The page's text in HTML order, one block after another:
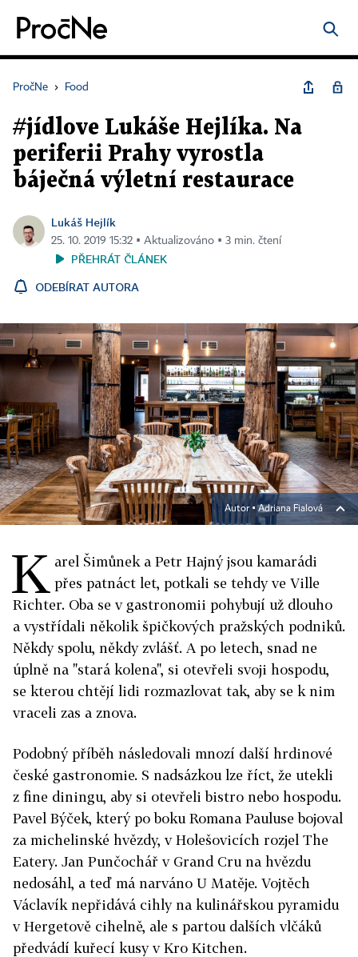
PročNe › Food
#jídlove Lukáše Hejlíka. Na
periferii Prahy vyrostla
báječná výletní restaurace
Lukáš Hejlík
25. 10. 2019 15:32 ▪ Aktualizováno ▪ 3 min. čtení
PŘEHRÁT ČLÁNEK
ODEBÍRAT AUTORA
Autor ▪ Adriana Fialová
K arel Šimůnek a Petr Hajný jsou kamarádi
přes patnáct let, potkali se tehdy ve Ville
Richter. Oba se v gastronomii pohybují už dlouho
a vystřídali několik špičkových pražských podniků.
Někdy spolu, někdy zvlášť. A po letech, snad ne
úplně na "stará kolena", si otevřeli svoji hospodu,
se kterou chtějí lidi rozmazlovat tak, aby se k nim
vraceli zas a znova.
Podobný příběh následovali mnozí další hrdinové
české gastronomie. S nadsázkou lze říct, že utekli
z fine diningu, aby si otevřeli bistro nebo hospodu.
Pavel Býček, který po boku Romana Pauluse bojoval
za michelinské hvězdy, v Holešovicích rozjel The
Eatery. Jan Punčochář v Grand Cru na hvězdu
nedosáhl, a teď má narváno U Matěje. Vojtěch
Václavík nepřidává cihly na kulinářskou pyramidu
v Hergetově cihelně, ale s partou dalších vlčáků
předvádí kuřecí kusy v Kro Kitchen.